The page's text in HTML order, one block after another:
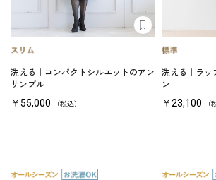
洗える｜コンパクトシルエットのアン
サンブル
￥55,000 （税込）
洗える｜ラッ
ン
￥23,100 （